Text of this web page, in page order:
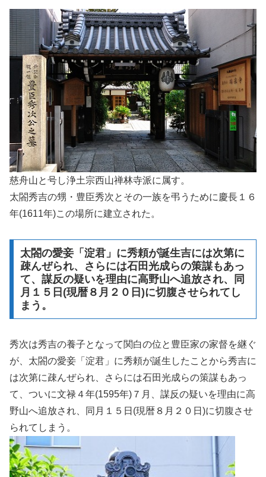
慈舟山と号し浄土宗西山禅林寺派に属す。
太閤秀吉の甥・豊臣秀次とその一族を弔うために慶長１６
年(1611年)この場所に建立された。
太閤の愛妾「淀君」に秀頼が誕生吉には次第に
疎んぜられ、さらには石田光成らの策謀もあっ
て、謀反の疑いを理由に高野山へ追放され、同
月１５日(現暦８月２０日)に切腹させられてし
まう。
秀次は秀吉の養子となって関白の位と豊臣家の家督を継ぐ
が、太閤の愛妾「淀君」に秀頼が誕生したことから秀吉に
は次第に疎んぜられ、さらには石田光成らの策謀もあっ
て、ついに文禄４年(1595年)７月、謀反の疑いを理由に高
野山へ追放され、同月１５日(現暦８月２０日)に切腹させ
られてしまう。